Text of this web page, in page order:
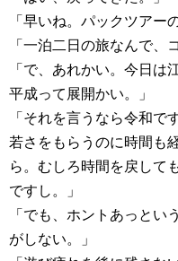
「早いね。パックツアー
「一泊二日の旅なんで、
「で、あれかい。今日は
平成って展開かい。」
「それを言うなら令和で
若さをもらうのに時間も
ら。むしろ時間を戻して
ですし。」
「でも、ホントあっとい
がしない。」